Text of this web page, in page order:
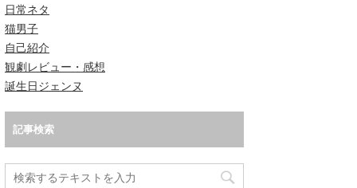
日常ネタ
猫男子
自己紹介
観劇レビュー・感想
誕生日ジェンヌ
記事検索